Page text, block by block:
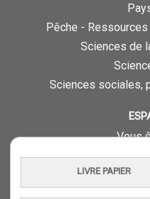
LIVRE PAPIER
Pêche -
Sciences de
Sciences sociales,
Vous
Vous
Vous